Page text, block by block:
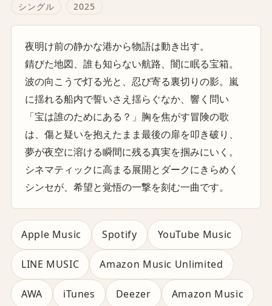
シングル 2025
夜明け前の静かな港から物語は動き出す。
錆びた地図、誰も知らない航路、闇に眠る宝箱。
波の向こうで灯る光と、忍び寄る裏切りの影。嵐
に揺れる船内で誓いさえ揺らぐなか、響く問い
「宝は誰のためにある？」胸を焦がす冒険の歌
は、傷と疑いを抱えたまま最後の扉を叩き破り、
夢が夜空に溶ける瞬間に残る真実を掴みにいく。
シネマティックに高まる展開とダークにきらめく
シンセが、希望と覚悟の一撃を刻む一曲です。
Apple Music Spotify YouTube Music
LINE MUSIC Amazon Music Unlimited
AWA iTunes Deezer Amazon Music